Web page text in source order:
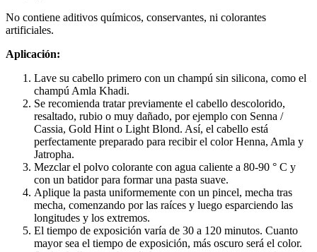
No contiene aditivos químicos, conservantes, ni colorantes
artificiales.
Aplicación:
Lave su cabello primero con un champú sin silicona, como el
champú Amla Khadi.
Se recomienda tratar previamente el cabello descolorido,
resaltado, rubio o muy dañado, por ejemplo con Senna /
Cassia, Gold Hint o Light Blond. Así, el cabello está
perfectamente preparado para recibir el color Henna, Amla y
Jatropha.
Mezclar el polvo colorante con agua caliente a 80-90 ° C y
con un batidor para formar una pasta suave.
Aplique la pasta uniformemente con un pincel, mecha tras
mecha, comenzando por las raíces y luego esparciendo las
longitudes y los extremos.
El tiempo de exposición varía de 30 a 120 minutos. Cuanto
mayor sea el tiempo de exposición, más oscuro será el color.